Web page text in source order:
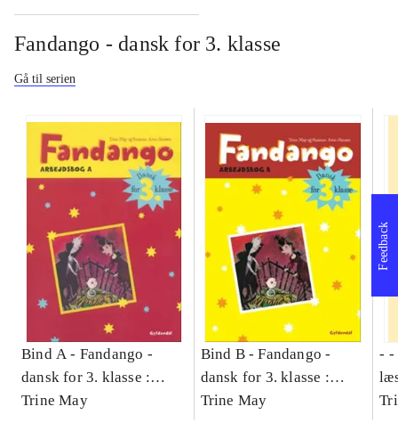
Fandango - dansk for 3. klasse
Gå til serien
Bind A - Fandango -
dansk for 3. klasse :
grundbog -- Arbejdsbog.
Trine May
Bind B -Fandango -
dansk for 3. klasse :
grundbog -- Arbejdsbog.
Trine May
- -
-
Feedback